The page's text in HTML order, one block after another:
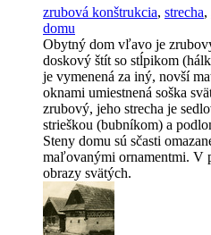
zrubová konštrukcia, strecha,
domu
Obytný dom vľavo je
doskový štít so stĺpikom
je vymenená za iný, novší
oknami umiestnená soška
zrubový, jeho strecha je
strieškou (bubníkom) a
Steny domu sú sčasti
maľovanými ornamentmi. V
obrazy svätých.